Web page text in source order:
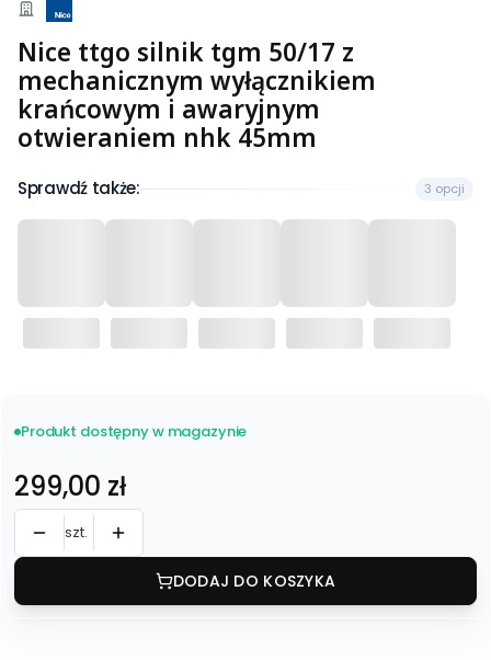
Nice ttgo silnik tgm 50/17 z
mechanicznym wyłącznikiem
krańcowym i awaryjnym
otwieraniem nhk 45mm
Sprawdź także: 3 opcji
Produkt dostępny w magazynie
Cena
299,00 zł
szt.
DODAJ DO KOSZYKA